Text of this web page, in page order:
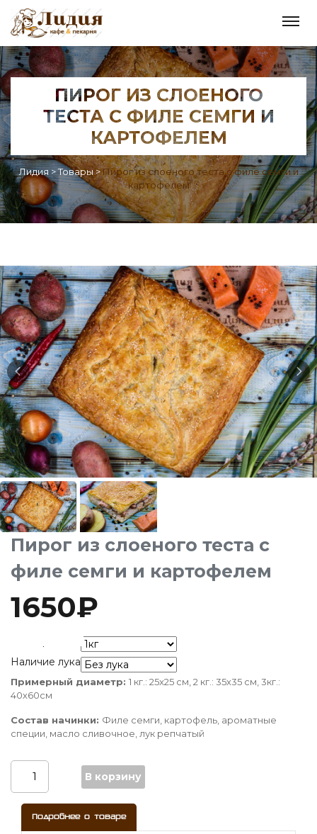
ПИРОГ ИЗ СЛОЕНОГО
ТЕСТА С ФИЛЕ СЕМГИ И
КАРТОФЕЛЕМ
Лидия>Товары>Пирог из слоеного теста с филе семги и
картофелем
Пирог из слоеного теста с
филе семги и картофелем
Наличие лука
1650₽
Количество
Пирог
слоеного
теста
филе
картофелем
В корзину
Примерный диаметр: 1 кг.: 25x25 см, 2 кг.: 35х35 см, 3кг.:
40х60см
Состав начинки: Филе семги, картофель, ароматные
специи, масло сливочное, лук репчатый
Подробнее о товаре